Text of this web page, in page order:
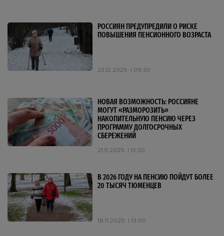
РОССИЯН ПРЕДУПРЕДИЛИ О РИСКЕ
ПОВЫШЕНИЯ ПЕНСИОННОГО ВОЗРАСТА
23.12.2025 09:30
НОВАЯ ВОЗМОЖНОСТЬ: РОССИЯНЕ
МОГУТ «РАЗМОРОЗИТЬ»
НАКОПИТЕЛЬНУЮ ПЕНСИЮ ЧЕРЕЗ
ПРОГРАММУ ДОЛГОСРОЧНЫХ
СБЕРЕЖЕНИЙ
21.11.2025 13:30
В 2026 ГОДУ НА ПЕНСИЮ ПОЙДУТ БОЛЕЕ
20 ТЫСЯЧ ТЮМЕНЦЕВ
18.11.2025 13:00